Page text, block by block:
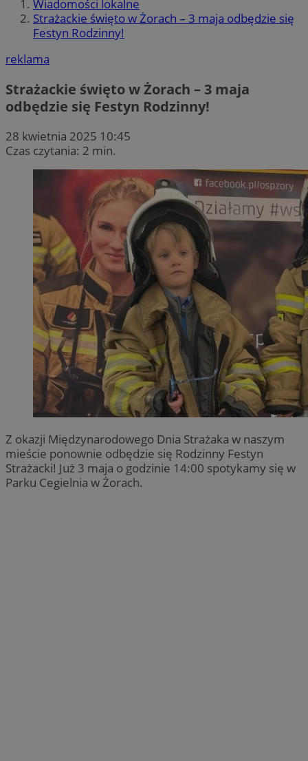
Wiadomości lokalne
Strażackie święto w Żorach – 3 maja odbędzie się
Festyn Rodzinny!
reklama
Strażackie święto w Żorach – 3 maja
odbędzie się Festyn Rodzinny!
28 kwietnia 2025 10:45
Czas czytania: 2 min.
Z okazji Międzynarodowego Dnia Strażaka w naszym
mieście ponownie odbędzie się Rodzinny Festyn
Strażacki! Już 3 maja o godzinie 14:00 spotykamy się w
Parku Cegielnia w Żorach.